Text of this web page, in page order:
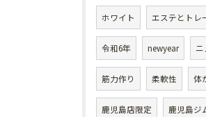
ホワイト エステとトレ
令和6年 newyear
筋力作り 柔軟性 体
鹿児島店限定 鹿児島ジ